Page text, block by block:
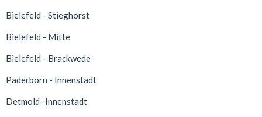
Bielefeld - Stieghorst
Bielefeld - Mitte
Bielefeld - Brackwede
Paderborn - Innenstadt
Detmold- Innenstadt